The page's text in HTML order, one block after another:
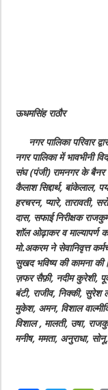
ऊधमसिंह राठौर
नगर पालिका परिवार
नगर पालिका में भावभीनी
संघ (पंजी) रामनगर के बैनर
कैलाश सिद्दार्थ, बांकेलाल,
हरचरन, प्यारे, तारावती,
दास, सफाई निरीक्षक
शॉल ओढ़ाकर व माल्यापर्ण
मो.अकरम ने सेवानिवृत्त
सुखद भविष्य की कामना
ज़फर सैफ़ी, नदीम कुरेशी,
बंटी, राजीव, निक्की, सुरेश
मुकेश, अमन, विशाल
विशाल , मालती, उषा,
मनीष, ममता, अनुराधा,